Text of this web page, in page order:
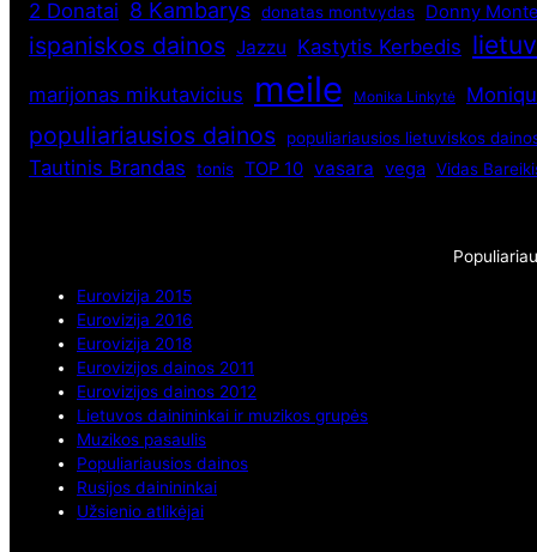
2 Donatai 8 Kambarys donatas montvydas Donny
ispaniskos dainos Jazzu Kastytis Kerbedis
marijonas mikutavicius meile Monika Linkytė
populiariausios dainos populiariausios lietuviskos
Tautinis Brandas tonis TOP 10 vasara vega Vidas
Eurovizija 2015
Eurovizija 2016
Eurovizija 2018
Eurovizijos dainos 2011
Eurovizijos dainos 2012
Lietuvos dainininkai ir muzikos grupės
Muzikos pasaulis
Populiariausios dainos
Rusijos dainininkai
Užsienio atlikėjai